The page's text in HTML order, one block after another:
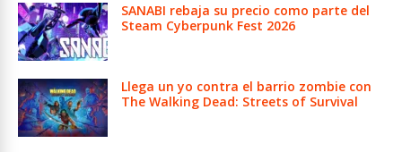
SANABI rebaja su precio como parte del
Steam Cyberpunk Fest 2026
Llega un yo contra el barrio zombie con
The Walking Dead: Streets of Survival